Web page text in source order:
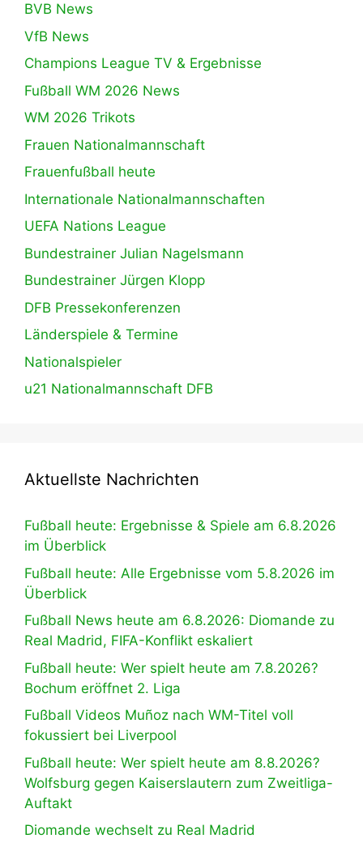
BVB News
VfB News
Champions League TV & Ergebnisse
Fußball WM 2026 News
WM 2026 Trikots
Frauen Nationalmannschaft
Frauenfußball heute
Internationale Nationalmannschaften
UEFA Nations League
Bundestrainer Julian Nagelsmann
Bundestrainer Jürgen Klopp
DFB Pressekonferenzen
Länderspiele & Termine
Nationalspieler
u21 Nationalmannschaft DFB
Aktuellste Nachrichten
Fußball heute: Ergebnisse & Spiele am 6.8.2026
im Überblick
Fußball heute: Alle Ergebnisse vom 5.8.2026 im
Überblick
Fußball News heute am 6.8.2026: Diomande zu
Real Madrid, FIFA-Konflikt eskaliert
Fußball heute: Wer spielt heute am 7.8.2026?
Bochum eröffnet 2. Liga
Fußball Videos Muñoz nach WM-Titel voll
fokussiert bei Liverpool
Fußball heute: Wer spielt heute am 8.8.2026?
Wolfsburg gegen Kaiserslautern zum Zweitliga-
Auftakt
Diomande wechselt zu Real Madrid